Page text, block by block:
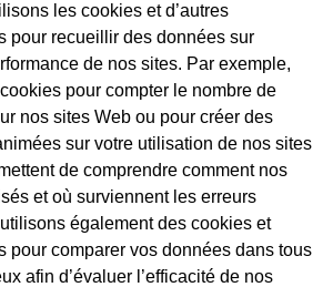
les cookies et d’autres
pour recueillir des données sur
de nos sites. Par exemple,
pour compter le nombre de
nos sites Web ou pour créer des
sur votre utilisation de nos sites
de comprendre comment nos
et où surviennent les erreurs
également des cookies et
pour comparer vos données dans tous
afin d’évaluer l’efficacité de nos